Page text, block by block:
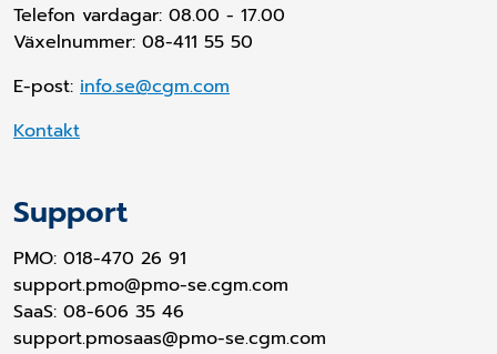
Telefon vardagar: 08.00 - 17.00
Växelnummer: 08-411 55 50
E-post: info.se@cgm.com
Kontakt
Support
PMO: 018-470 26 91
support.pmo@pmo-se.cgm.com
SaaS: 08-606 35 46
support.pmosaas@pmo-se.cgm.com